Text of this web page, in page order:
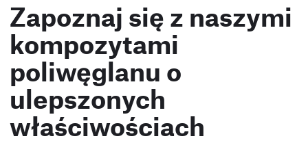
Zapoznaj się z naszymi
kompozytami
poliwęglanu o
ulepszonych
właściwościach